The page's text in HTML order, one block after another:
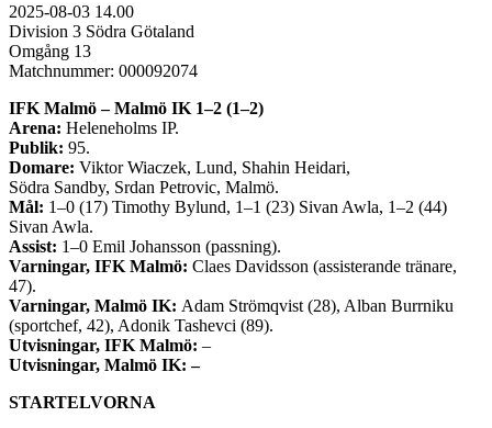
2025-08-03 14.00
Division 3 Södra Götaland
Omgång 13
Matchnummer: 000092074
IFK Malmö– Malmö IK 1–2 (1–2)
Arena: Heleneholms IP.
Publik: 95.
Domare: ViktorWiaczek, Lund, Shahin Heidari,
Södra Sandby, Srdan Petrovic, Malmö.
Mål: 1–0 (17) Timothy Bylund, 1–1 (23) Sivan Awla, 1–2 (44)
Sivan Awla.
Assist: 1–0 Emil Johansson (passning).
Varningar, IFK Malmö: Claes Davidsson (assisterande tränare,
47).
Varningar, Malmö IK: Adam Strömqvist (28), Alban Burrniku
(sportchef, 42), Adonik Tashevci (89).
Utvisningar, IFK Malmö: –
Utvisningar, Malmö IK: –
STARTELVORNA